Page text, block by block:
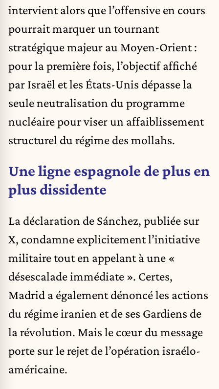
intervient alors que l’offensive en cours
pourrait marquer un tournant
stratégique majeur au Moyen-Orient :
pour la première fois, l’objectif affiché
par Israël et les États-Unis dépasse la
seule neutralisation du programme
nucléaire pour viser un affaiblissement
structurel du régime des mollahs.
Une ligne espagnole de plus en
plus dissidente
La déclaration de Sánchez, publiée sur
X, condamne explicitement l’initiative
militaire tout en appelant à une «
désescalade immédiate ». Certes,
Madrid a également dénoncé les actions
du régime iranien et de ses Gardiens de
la révolution. Mais le cœur du message
porte sur le rejet de l’opération israélo-
américaine.